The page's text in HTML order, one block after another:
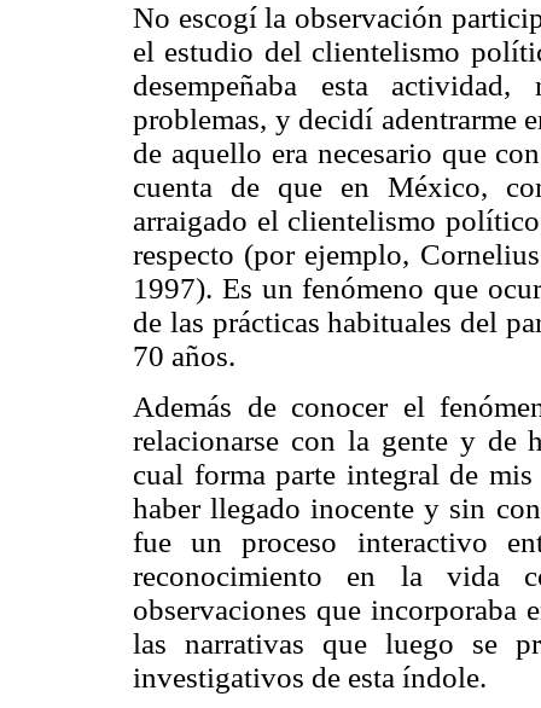
No escogí la observación
el estudio del clientelismo
desempeñaba esta
problemas, y decidí adentrarme
de aquello era necesario que
cuenta de que en México,
arraigado el clientelismo
respecto (por ejemplo,
1997). Es un fenómeno que
de las prácticas habituales del
70 años.
Además de conocer el
relacionarse con la gente y de
cual forma parte integral de
haber llegado inocente y sin
fue un proceso interactivo
reconocimiento en la vida
observaciones que incorporaba
las narrativas que luego se
investigativos de esta índole.